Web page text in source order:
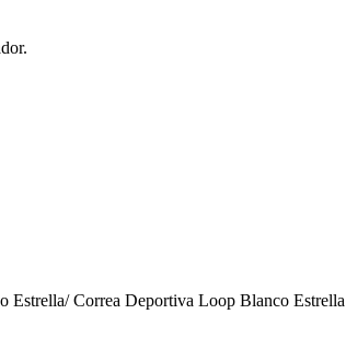
Estrella/ Correa Deportiva Loop Blanco Estrella